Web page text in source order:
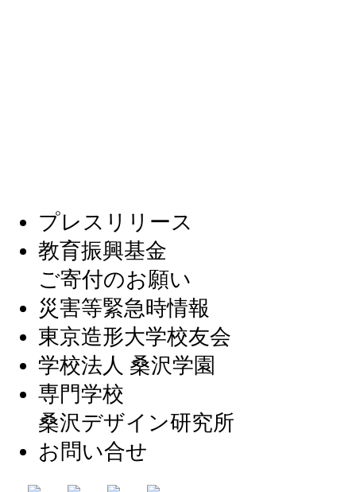
プレスリリース
教育振興基金
ご寄付のお願い
災害等緊急時情報
東京造形大学校友会
学校法人 桑沢学園
専門学校
桑沢デザイン研究所
お問い合せ